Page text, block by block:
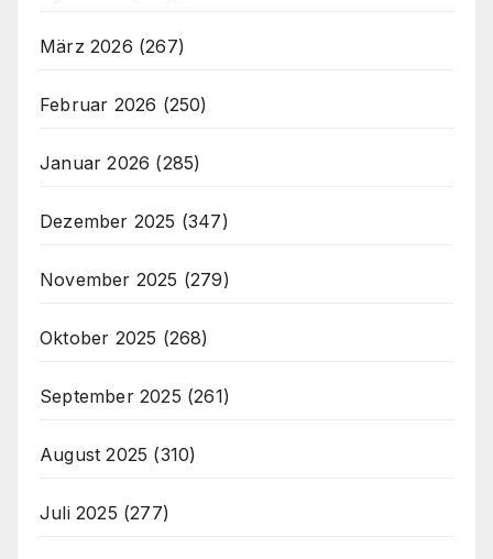
März 2026 (267)
Februar 2026 (250)
Januar 2026 (285)
Dezember 2025 (347)
November 2025 (279)
Oktober 2025 (268)
September 2025 (261)
August 2025 (310)
Juli 2025 (277)